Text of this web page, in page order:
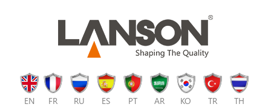
EN FR RU ES PT AR KO TR TH